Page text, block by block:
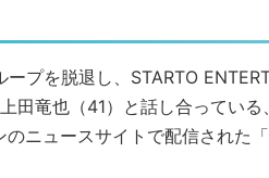
プを脱退し、STARTO
田竜也（41）と話し合ってい
のニュースサイトで配信された